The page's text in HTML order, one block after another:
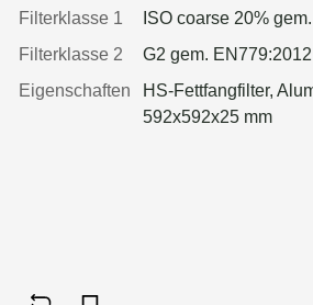
Filterklasse 1
ISO coarse 20%
Filterklasse 2
G2 gem. EN779:2012
Eigenschaften
HS-Fettfangfilter,
592x592x25 mm